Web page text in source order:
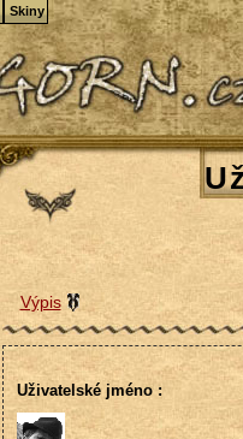
Výpis
Uživatelské jméno :
Skiny